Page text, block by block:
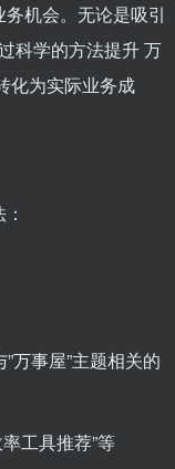
机会。无论是吸引
科学的方法提升万
化为实际业务成
万事屋”主题相关的
工具推荐”等